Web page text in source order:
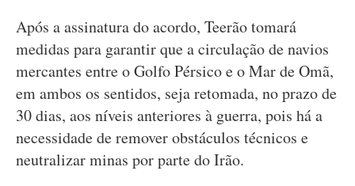
Após a assinatura do acordo, Teerão tomará
medidas para garantir que a circulação de navios
mercantes entre o Golfo Pérsico e o Mar de Omã,
em ambos os sentidos, seja retomada, no prazo de
30 dias, aos níveis anteriores à guerra, pois há a
necessidade de remover obstáculos técnicos e
neutralizar minas por parte do Irão.